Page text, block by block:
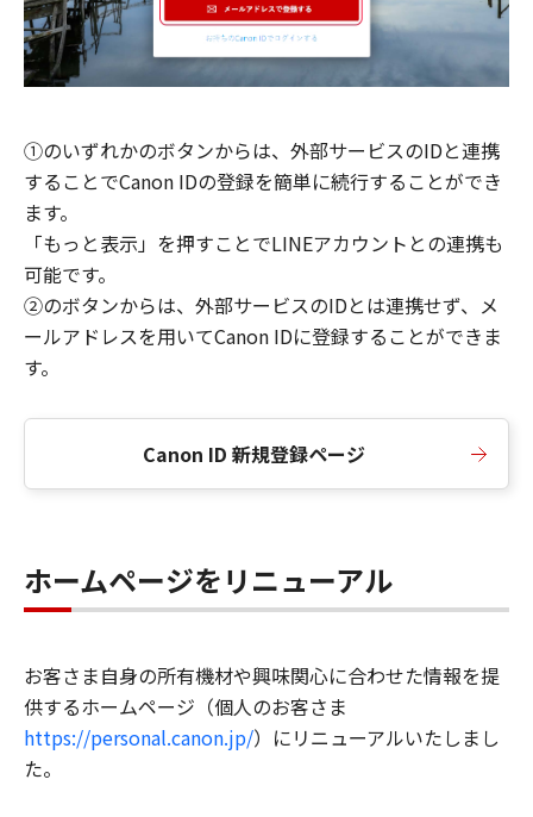
①のいずれかのボタンからは、外部サービスのIDと連携
することでCanon IDの登録を簡単に続行することができ
ます。
「もっと表示」を押すことでLINEアカウントとの連携も
可能です。
②のボタンからは、外部サービスのIDとは連携せず、メ
ールアドレスを用いてCanon IDに登録することができま
す。
Canon ID 新規登録ページ
ホームページをリニューアル
お客さま自身の所有機材や興味関心に合わせた情報を提
供するホームページ（個人のお客さま
https://personal.canon.jp/）にリニューアルいたしまし
た。